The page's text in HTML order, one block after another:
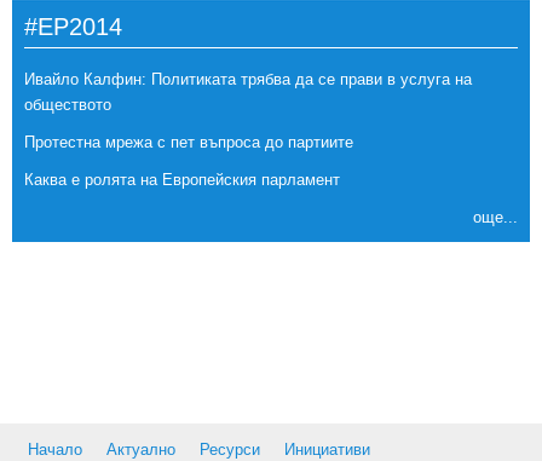
#EP2014
Ивайло Калфин: Политиката трябва да се прави в услуга на
обществото
Протестна мрежа с пет въпроса до партиите
Каква е ролята на Европейския парламент
още...
Начало Актуално Ресурси
Инициативи